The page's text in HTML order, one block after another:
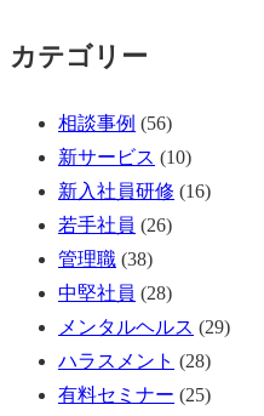
カテゴリー
相談事例 (56)
新サービス (10)
新入社員研修 (16)
若手社員 (26)
管理職 (38)
中堅社員 (28)
メンタルヘルス (29)
ハラスメント (28)
有料セミナー (25)